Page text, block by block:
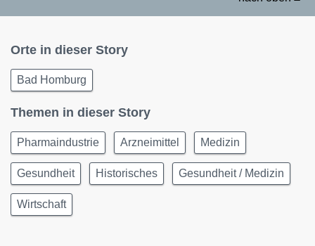
Orte in dieser Story
Bad Homburg
Themen in dieser Story
Pharmaindustrie Arzneimittel Medizin
Gesundheit Historisches Gesundheit / Medizin
Wirtschaft